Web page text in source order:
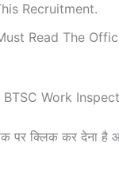
Recruitment.
Read The
Work
पर क्लिक कर देना है